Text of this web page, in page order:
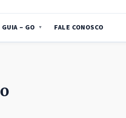
GUIA – GO FALE CONOSCO